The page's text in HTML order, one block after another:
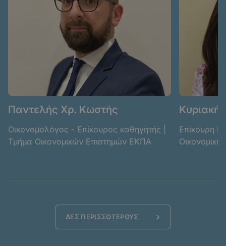
Παντελής Χρ. Κωστής
Οικονομολόγος - Επίκουρος καθηγητής |
Τμήμα Οικονομικών Επιστημών ΕΚΠΑ
Κυριακή
Επίκουρη
ΔΕΣ ΠΕΡΙΣΣΟΤΕΡΟΥΣ